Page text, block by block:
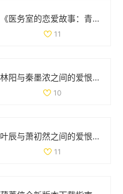
《医务室的恋爱故事：青春萌动下的校园情缘全集》
11
林阳与秦墨浓之间的爱恨纠葛完整版小说免费阅读版探秘
10
叶辰与萧初然之间的爱恨纠葛揭示了命运的复杂与温暖
11